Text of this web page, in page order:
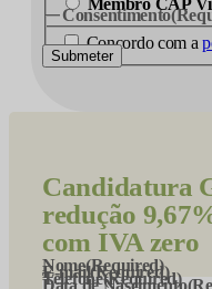
Consentimento
Concordo com a
Submeter
Candidatura
redução
com IVA zero
Nome(Required)
E-mail(Required)
Telefone(Required)